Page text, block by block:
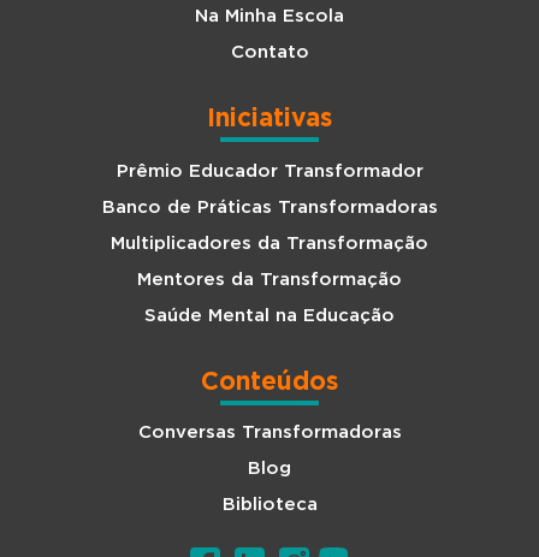
Na Minha Escola
Contato
Iniciativas
Prêmio Educador Transformador
Banco de Práticas Transformadoras
Multiplicadores da Transformação
Mentores da Transformação
Saúde Mental na Educação
Conteúdos
Conversas Transformadoras
Blog
Biblioteca